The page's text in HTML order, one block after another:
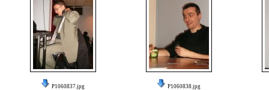
P1060837.jpg P1060838.jpg